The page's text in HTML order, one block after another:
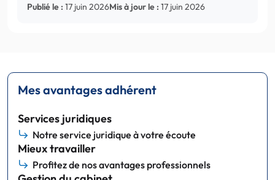
Publié le : 17 juin 2026Mis à jour le : 17 juin 2026
Mes avantages adhérent
Services juridiques
Notre service juridique à votre écoute
Mieux travailler
Profitez de nos avantages professionnels